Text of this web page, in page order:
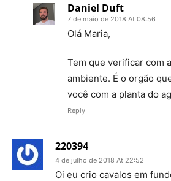
Daniel Duft
7 de maio de 2018 At 08:56
Olá Maria,
Tem que verificar com
ambiente. É o orgão
você com a planta do
Reply
220394
4 de julho de 2018 At 22:52
Oi eu crio cavalos em